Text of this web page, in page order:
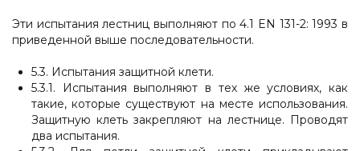
Эти испытания лестниц выполняют по 4.1 EN 131-2: 1993 в
приведенной выше последовательности.
5.3. Испытания защитной клети.
5.3.1. Испытания выполняют в тех же условиях, как
такие, которые существуют на месте использования.
Защитную клеть закрепляют на лестнице. Проводят
два испытания.